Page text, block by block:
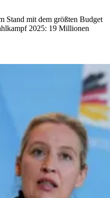
Stand mit dem größten Budget
2025: 19 Millionen